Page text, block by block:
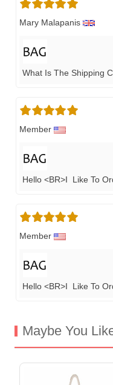
Mary Malapanis
What Is The Shipping
Member
Hello <BR>I Like To
Member
Hello <BR>I Like To
Maybe You